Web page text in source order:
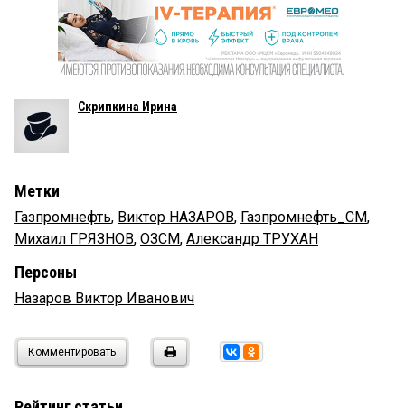
Скрипкина Ирина
Метки
Газпромнефть, Виктор НАЗАРОВ, Газпромнефть_СМ,
Михаил ГРЯЗНОВ, ОЗСМ, Александр ТРУХАН
Персоны
Назаров Виктор Иванович
Комментировать